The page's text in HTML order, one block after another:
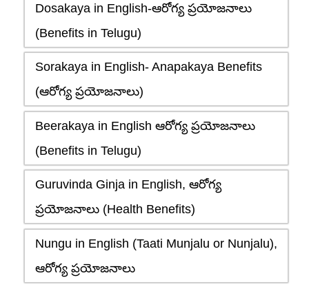
Dosakaya in English-ఆరోగ్య ప్రయోజనాలు
(Benefits in Telugu)
Sorakaya in English- Anapakaya Benefits
(ఆరోగ్య ప్రయోజనాలు)
Beerakaya in English ఆరోగ్య ప్రయోజనాలు
(Benefits in Telugu)
Guruvinda Ginja in English, ఆరోగ్య
ప్రయోజనాలు (Health Benefits)
Nungu in English (Taati Munjalu or Nunjalu),
ఆరోగ్య ప్రయోజనాలు